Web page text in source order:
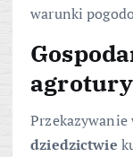
warunki
dziedzictwie